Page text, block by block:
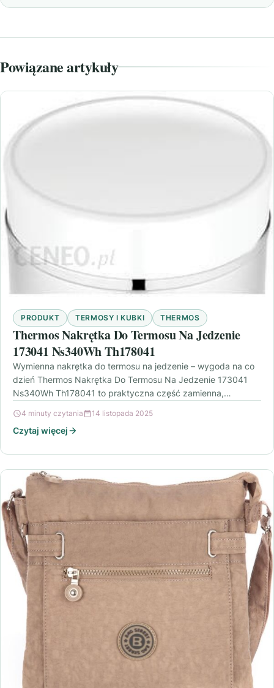
Powiązane artykuły
PRODUKT TERMOSY I KUBKI THERMOS
Thermos Nakrętka Do Termosu Na Jedzenie
173041 Ns340Wh Th178041
Wymienna nakrętka do termosu na jedzenie – wygoda na co
dzień Thermos Nakrętka Do Termosu Na Jedzenie 173041
Ns340Wh Th178041 to praktyczna część zamienna,…
4 minuty czytania 14 listopada 2025
Czytaj więcej